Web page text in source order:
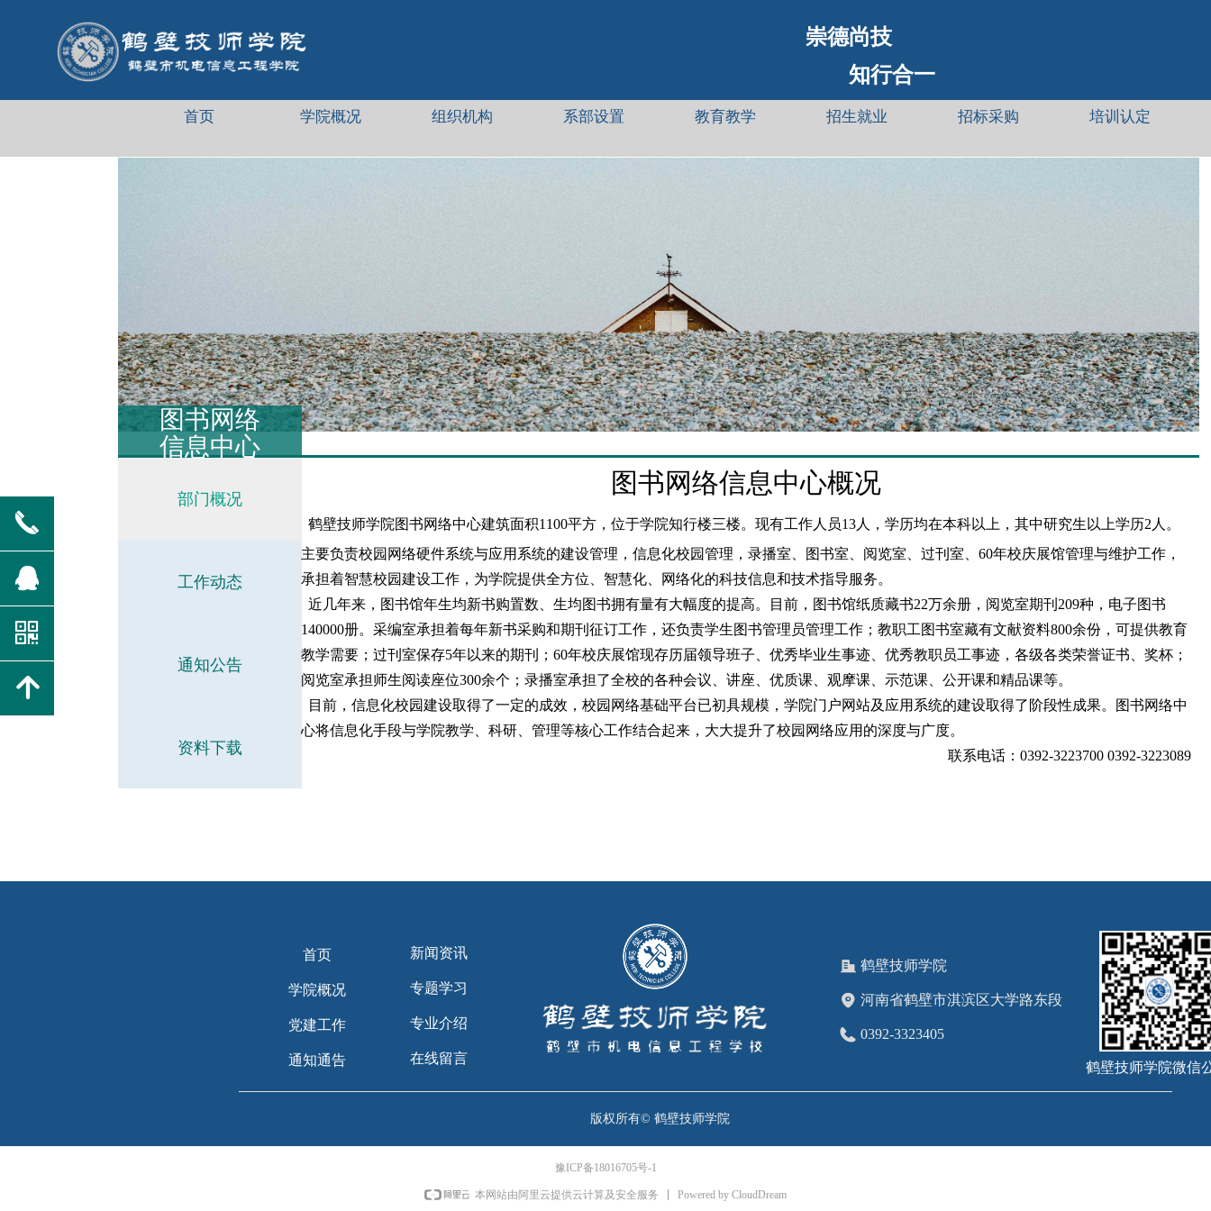
崇德尚技
知行合一
首页 学院概况 组织机构 系部设置 教育教学 招生就业 招标采购 培训认定
图书网络
信息中心
部门概况
工作动态
通知公告
资料下载
图书网络信息中心概况
鹤壁技师学院图书网络中心建筑面积1100平方，位于学院知行楼三楼。现有工作人员13人，学历均在本科以上，其中研究生以上学历2人。
主要负责校园网络硬件系统与应用系统的建设管理，信息化校园管理，录播室、图书室、阅览室、过刊室、60年校庆展馆管理与维护工作，
承担着智慧校园建设工作，为学院提供全方位、智慧化、网络化的科技信息和技术指导服务。
近几年来，图书馆年生均新书购置数、生均图书拥有量有大幅度的提高。目前，图书馆纸质藏书22万余册，阅览室期刊209种，电子图书
140000册。采编室承担着每年新书采购和期刊征订工作，还负责学生图书管理员管理工作；教职工图书室藏有文献资料800余份，可提供教育
教学需要；过刊室保存5年以来的期刊；60年校庆展馆现存历届领导班子、优秀毕业生事迹、优秀教职员工事迹，各级各类荣誉证书、奖杯；
阅览室承担师生阅读座位300余个；录播室承担了全校的各种会议、讲座、优质课、观摩课、示范课、公开课和精品课等。
目前，信息化校园建设取得了一定的成效，校园网络基础平台已初具规模，学院门户网站及应用系统的建设取得了阶段性成果。图书网络中
心将信息化手段与学院教学、科研、管理等核心工作结合起来，大大提升了校园网络应用的深度与广度。
联系电话：0392-3223700 0392-3223089
首页
学院概况
党建工作
通知通告
新闻资讯
专题学习
专业介绍
在线留言
鹤壁技师学院
河南省鹤壁市淇滨区大学路东段
0392-3323405
版权所有© 鹤壁技师学院
鹤壁技师学院微信
豫ICP备18016705号-1
本网站由阿里云提供云计算及安全服务 Powered by CloudDream
끅
뀩
낃
녕